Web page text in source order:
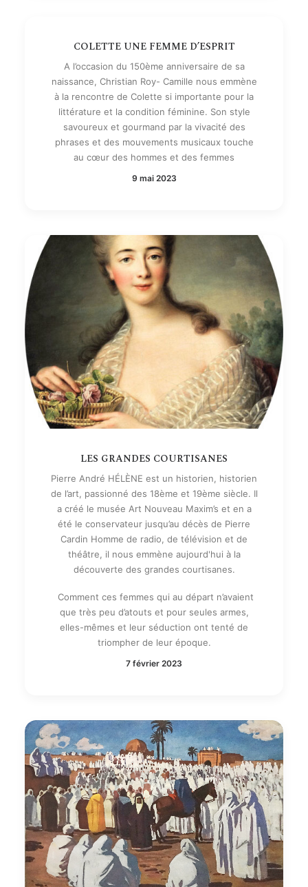
COLETTE UNE FEMME D’ESPRIT
A l’occasion du 150ème anniversaire de sa
naissance, Christian Roy- Camille nous emmène
à la rencontre de Colette si importante pour la
littérature et la condition féminine. Son style
savoureux et gourmand par la vivacité des
phrases et des mouvements musicaux touche
au cœur des hommes et des femmes
9 mai 2023
LES GRANDES COURTISANES
Pierre André HÉLÈNE est un historien, historien
de l’art, passionné des 18ème et 19ème siècle. Il
a créé le musée Art Nouveau Maxim’s et en a
été le conservateur jusqu’au décès de Pierre
Cardin Homme de radio, de télévision et de
théâtre, il nous emmène aujourd'hui à la
découverte des grandes courtisanes.
Comment ces femmes qui au départ n’avaient
que très peu d’atouts et pour seules armes,
elles-mêmes et leur séduction ont tenté de
triompher de leur époque.
7 février 2023